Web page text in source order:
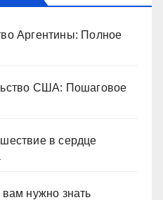
Аргентины: Полное
США: Пошаговое
в сердце
нужно знать